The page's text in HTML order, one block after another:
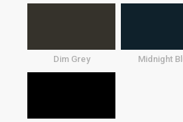
Dim Grey Midnight